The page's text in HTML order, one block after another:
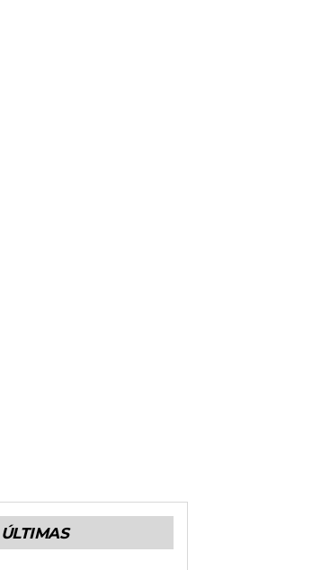
ÚLTIMAS